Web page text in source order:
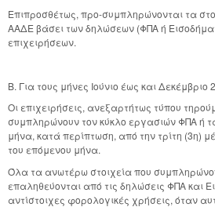
Επιπροσθέτως, προ-συμπληρώνονται τα
ΑΑΔΕ βάσει των δηλώσεων (ΦΠΑ ή
επιχειρήσεων.
Β. Για τους μήνες Ιούνιο έως και Δεκέμβριο
Οι επιχειρήσεις, ανεξαρτήτως τύπου
συμπληρώνουν τον κύκλο εργασιών ΦΠΑ ή
μήνα, κατά περίπτωση, από την τρίτη (3η)
του επόμενου μήνα.
Όλα τα ανωτέρω στοιχεία που
επαληθεύονται από τις δηλώσεις ΦΠΑ και
αντίστοιχες φορολογικές χρήσεις, όταν